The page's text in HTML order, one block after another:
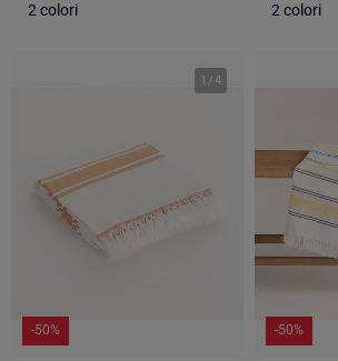
2 colori 2 colori
1 /4
-50% -50%